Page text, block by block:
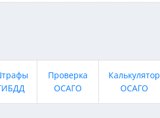
Проверка
ОСАГО
Калькулятор
ОСАГО